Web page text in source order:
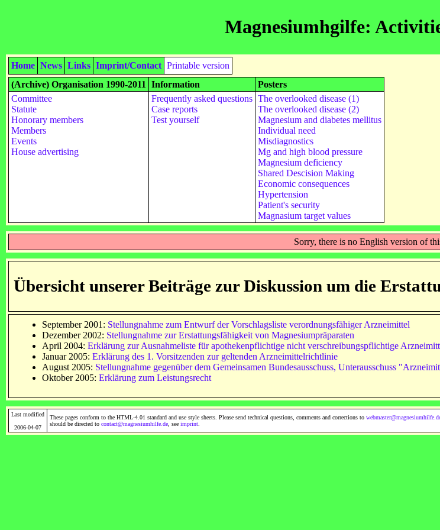
Magnesiumhgilfe:
Home News Links Imprint/Contact Printable version
(Archive) Organisation 1990-2011
Information
Posters
Committee
Statute
Honorary members
Members
Events
House advertising
Frequently asked questions
Case reports
Test yourself
The overlooked disease (1)
The overlooked disease (2)
Magnesium and diabetes mellitus
Individual need
Misdiagnostics
Mg and high blood pressure
Magnesium deficiency
Shared Descision Making
Economic consequences
Hypertension
Patient's security
Magnasium target values
Sorry, there is no English version of
Übersicht unserer Beiträge zur Diskussion um die
September 2001: Stellungnahme zum Entwurf der Vorschlagsliste verordnungsfähiger Arzneimittel
Dezember 2002: Stellungnahme zur Erstattungsfähigkeit von Magnesiumpräparaten
April 2004: Erklärung zur Ausnahmeliste für apothekenpflichtige nicht verschreibungspflichtige
Januar 2005: Erklärung des 1. Vorsitzenden zur geltenden Arzneimittelrichtlinie
August 2005: Stellungnahme gegenüber dem Gemeinsamen Bundesausschuss, Unterausschuss
Oktober 2005: Erklärung zum Leistungsrecht
Last modified These pages conform to the HTML-4.01 standard and use style sheets. Please send technical questions, comments and corrections to
should be directed to contact@magnesiumhilfe.de , see imprint
2006-04-07